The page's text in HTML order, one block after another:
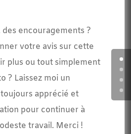
encouragements ?
votre avis sur cette
plus ou tout simplement
? Laissez moi un
apprécié et
pour continuer à
travail. Merci !